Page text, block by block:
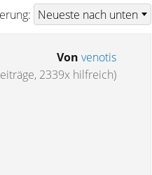
Von venotis
2339x hilfreich)